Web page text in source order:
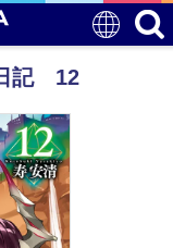
記 12